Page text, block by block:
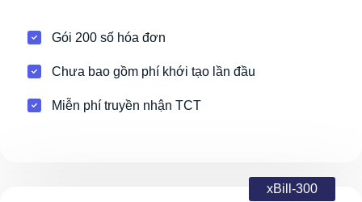
Gói 200 số hóa đơn
Chưa bao gồm phí khới tạo lần đầu
Miễn phí truyền nhận TCT
xBill-300